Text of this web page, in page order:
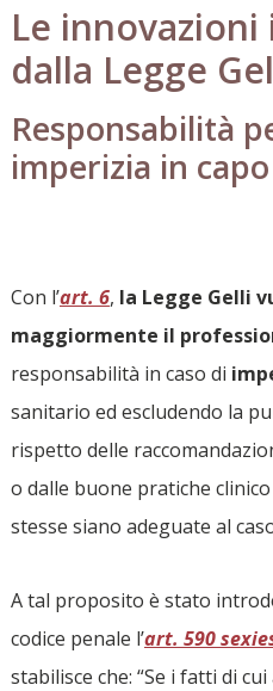
Le
dalla Legge
Responsabilità
imperizia in
Con l’art. 6, la Legge Gelli
maggiormente il
responsabilità in caso di
sanitario ed escludendo la
rispetto delle
o dalle buone pratiche
stesse siano adeguate al
A tal proposito è stato
codice penale l’art. 590
stabilisce che: “Se i fatti di